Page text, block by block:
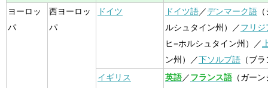
ヨーロッ
パ
西ヨーロッ
パ
ドイツ ドイツ語／デンマーク語
ルシュタイン州）／フリジ
ヒ=ホルシュタイン州）／
ン州）／下ソルブ語 （ブ
イギリス
英語／フランス語 （ガー